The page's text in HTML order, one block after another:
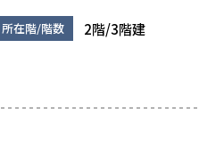
所在階/階数 2階/3階建